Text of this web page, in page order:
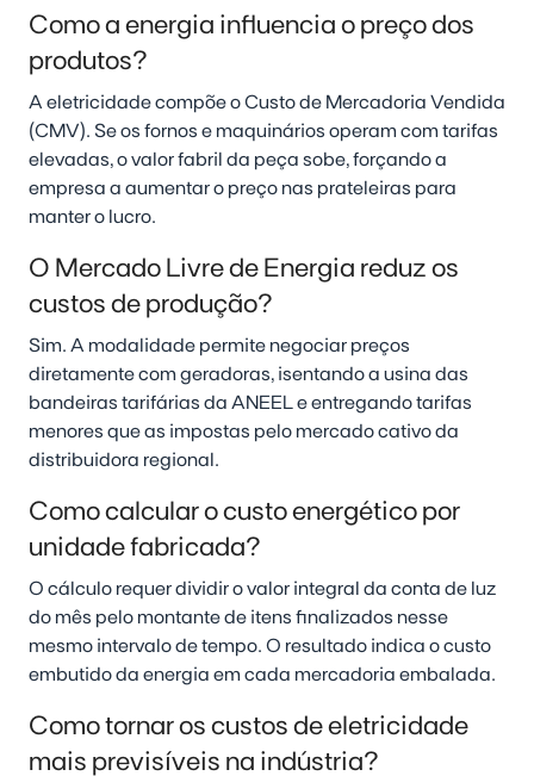
Como a energia influencia o preço dos
produtos?
A eletricidade compõe o Custo de Mercadoria Vendida
(CMV). Se os fornos e maquinários operam com tarifas
elevadas, o valor fabril da peça sobe, forçando a
empresa a aumentar o preço nas prateleiras para
manter o lucro.
O Mercado Livre de Energia reduz os
custos de produção?
Sim. A modalidade permite negociar preços
diretamente com geradoras, isentando a usina das
bandeiras tarifárias da ANEEL e entregando tarifas
menores que as impostas pelo mercado cativo da
distribuidora regional.
Como calcular o custo energético por
unidade fabricada?
O cálculo requer dividir o valor integral da conta de luz
do mês pelo montante de itens finalizados nesse
mesmo intervalo de tempo. O resultado indica o custo
embutido da energia em cada mercadoria embalada.
Como tornar os custos de eletricidade
mais previsíveis na indústria?